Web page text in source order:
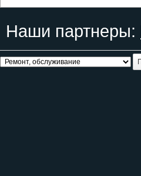
Наши партнеры: